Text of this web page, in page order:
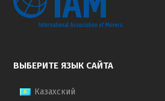
ВЫБЕРИТЕ ЯЗЫК САЙТА
Казахский